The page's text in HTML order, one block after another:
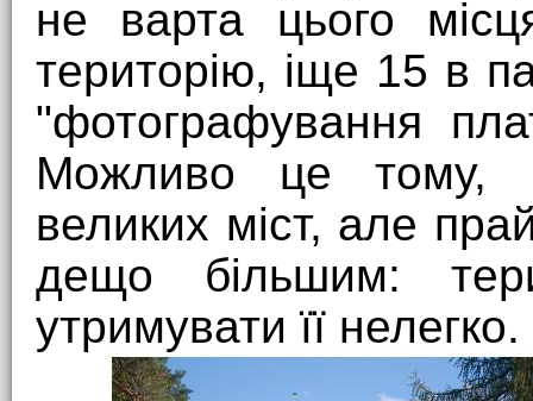
не варта цього
територію, іще 15 в
"фотографування
Можливо це тому,
великих міст, але
дещо більшим:
утримувати її нелегко.